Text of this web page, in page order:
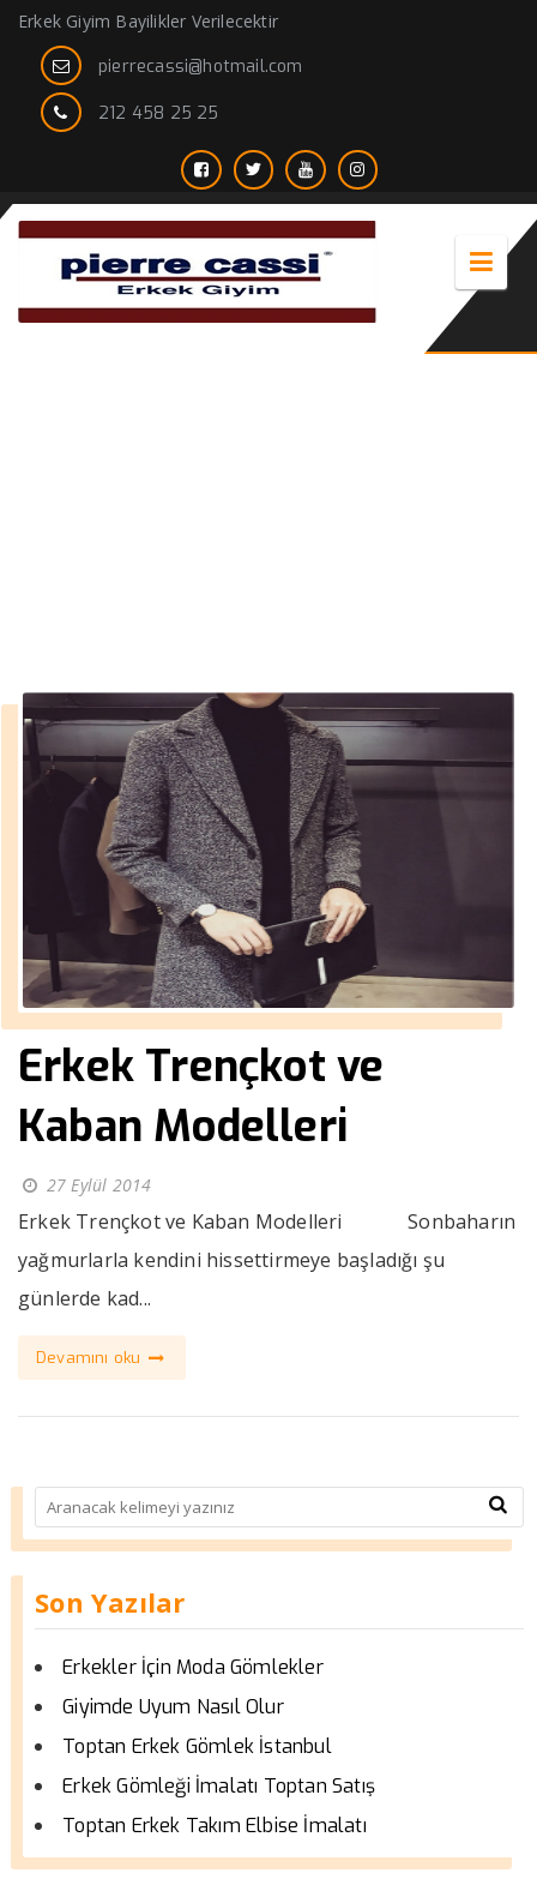
Erkek Giyim Bayilikler Verilecektir
pierrecassi@hotmail.com
212 458 25 25
Erkek Trençkot ve
Kaban Modelleri
27 Eylül 2014
Erkek Trençkot ve Kaban Modelleri Sonbaharın
yağmurlarla kendini hissettirmeye başladığı şu
günlerde kad...
Devamını oku
Son Yazılar
Erkekler İçin Moda Gömlekler
Giyimde Uyum Nasıl Olur
Toptan Erkek Gömlek İstanbul
Erkek Gömleği İmalatı Toptan Satış
Toptan Erkek Takım Elbise İmalatı